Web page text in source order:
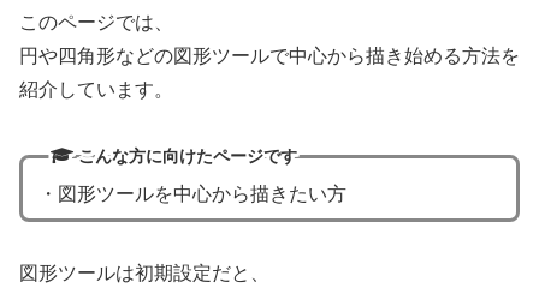
このページでは、
円や四角形などの図形ツールで中心から描き始める方法を
紹介しています。
こんな方に向けたページです
・図形ツールを中心から描きたい方
図形ツールは初期設定だと、